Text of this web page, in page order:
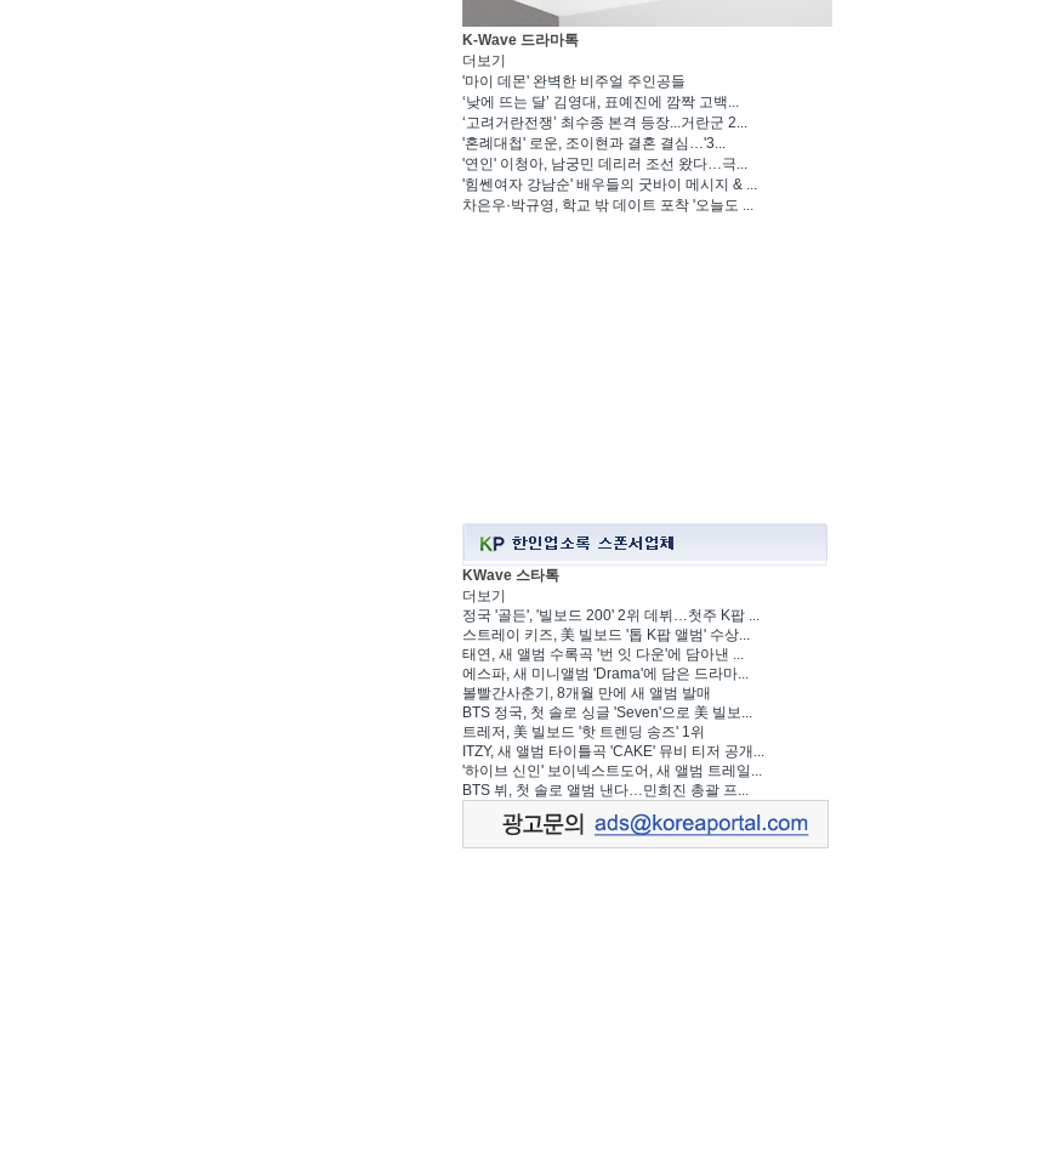
K-Wave 드라마톡
더보기
'마이 데몬' 완벽한 비주얼 주인공들
‘낮에 뜨는 달’ 김영대, 표예진에 깜짝 고백...
‘고려거란전쟁’ 최수종 본격 등장...거란군 2...
'혼례대첩' 로운, 조이현과 결혼 결심…'3...
'연인' 이청아, 남궁민 데리러 조선 왔다…극...
'힘쎈여자 강남순' 배우들의 굿바이 메시지 & ...
차은우·박규영, 학교 밖 데이트 포착 '오늘도 ...
KWave 스타톡
더보기
정국 '골든', '빌보드 200' 2위 데뷔…첫주 K팝 ...
스트레이 키즈, 美 빌보드 '톱 K팝 앨범' 수상...
태연, 새 앨범 수록곡 '번 잇 다운'에 담아낸 ...
에스파, 새 미니앨범 'Drama'에 담은 드라마...
볼빨간사춘기, 8개월 만에 새 앨범 발매
BTS 정국, 첫 솔로 싱글 'Seven'으로 美 빌보...
트레저, 美 빌보드 '핫 트렌딩 송즈' 1위
ITZY, 새 앨범 타이틀곡 'CAKE' 뮤비 티저 공개...
'하이브 신인' 보이넥스트도어, 새 앨범 트레일...
BTS 뷔, 첫 솔로 앨범 낸다…민희진 총괄 프...